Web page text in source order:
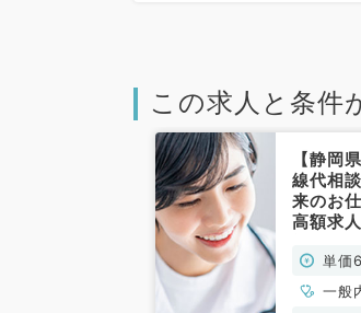
この求人と条件
【静岡
線代相
来のお
高額求
単価
一般